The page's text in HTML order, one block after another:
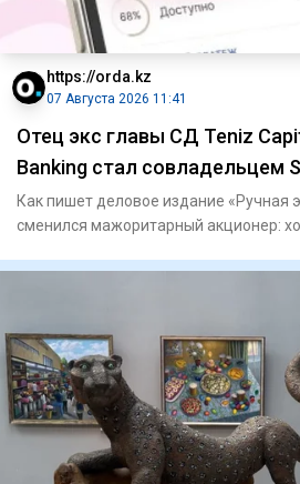
https://orda.kz
07 Августа 2026 11:41
Отец экс главы СД Teniz
Banking стал совладельцем
Как пишет деловое издание «Ручная
сменился мажоритарный акционер: